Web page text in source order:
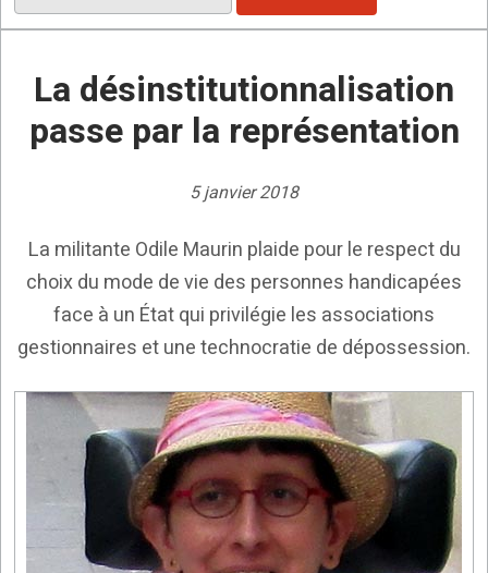
La désinstitutionnalisation
passe par la représentation
5 janvier 2018
La militante Odile Maurin plaide pour le respect du
choix du mode de vie des personnes handicapées
face à un État qui privilégie les associations
gestionnaires et une technocratie de dépossession.